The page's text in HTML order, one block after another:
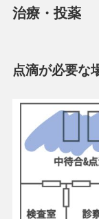
治療・投薬
点滴が必要な